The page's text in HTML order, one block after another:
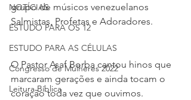
NOTÍCIAS
ESTUDO PARA OS 12
ESTUDO PARA AS CÉLULAS
Congresso de Mulheres 2022
Leitura Bíblica
grupo de músicos venezuelanos
Salmistas, Profetas e Adoradores.
O Pastor Asaf Borba cantou hinos que
marcaram gerações e ainda tocam o
coração toda vez que ouvimos.